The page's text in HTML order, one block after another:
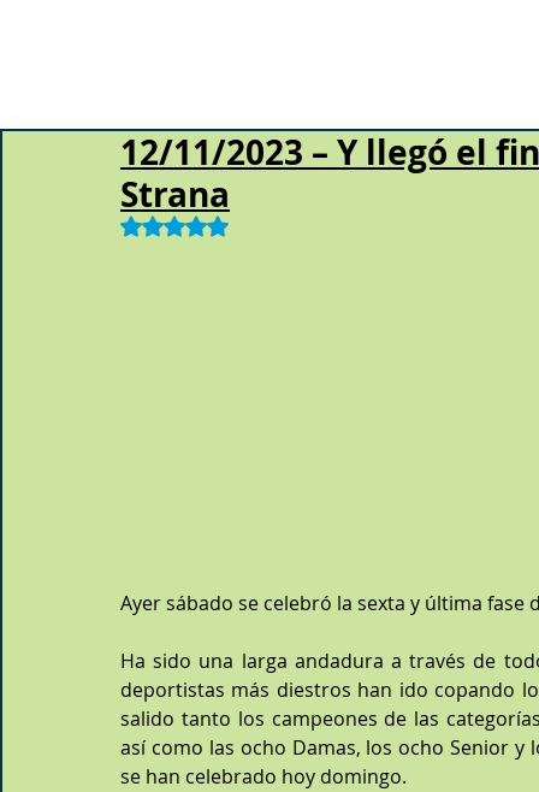
12/11/2023 – Y llegó el
Strana
Obtuvo NaN de 5 estrellas.
Ayer sábado se celebró la sexta y última
Ha sido una larga andadura a través de
deportistas más diestros han ido copando
salido tanto los campeones de las
así como las ocho Damas, los ocho Senior
se han celebrado hoy domingo.